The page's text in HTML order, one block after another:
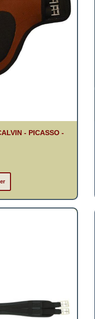
- PICASSO -